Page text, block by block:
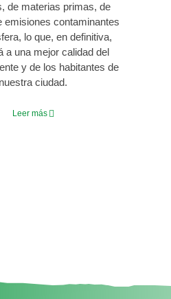
de materias primas, de
emisiones contaminantes
lo que, en definitiva,
a una mejor calidad del
y de los habitantes de
nuestra ciudad.
Leer más